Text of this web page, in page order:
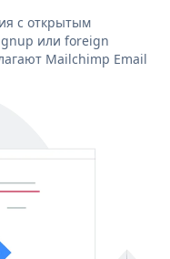
с открытым
или foreign
Mailchimp Email